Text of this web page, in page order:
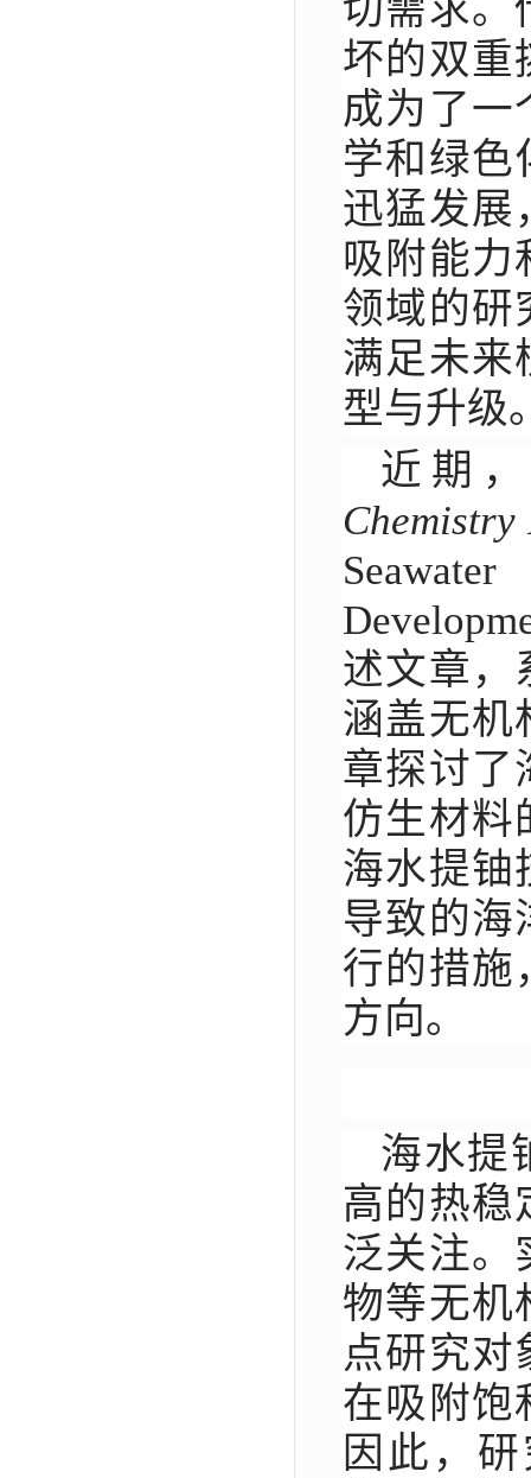
切需求。
坏的双重
成为了一
学和绿色
迅猛发展
吸附能力
领域的研
满足未来
型与升级
近期
Chemistry
述文章，
涵盖无机
章探讨了
仿生材料
海水提铀
导致的海
行的措施
方向。
海水提
高的热稳
泛关注。
物等无机
点研究对
在吸附饱
因此，